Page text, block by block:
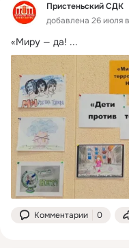
Пристеньский СДК
добавлена 26 июля
«Миру — да! ...
Комментарии 0